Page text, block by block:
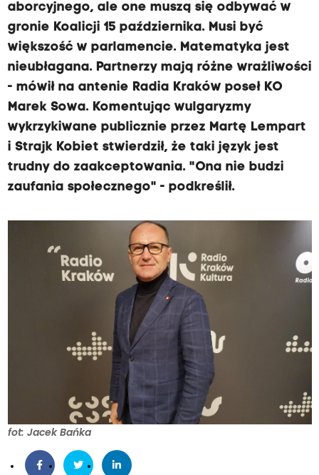
aborcyjnego, ale one muszą się odbywać w
gronie Koalicji 15 października. Musi być
większość w parlamencie. Matematyka jest
nieubłagana. Partnerzy mają różne wrażliwości
- mówił na antenie Radia Kraków poseł KO
Marek Sowa. Komentując wulgaryzmy
wykrzykiwane publicznie przez Martę Lempart
i Strajk Kobiet stwierdził, że taki język jest
trudny do zaakceptowania. "Ona nie budzi
zaufania społecznego" - podkreślił.
fot: Jacek Bańka